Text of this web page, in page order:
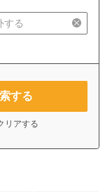
する
リアする